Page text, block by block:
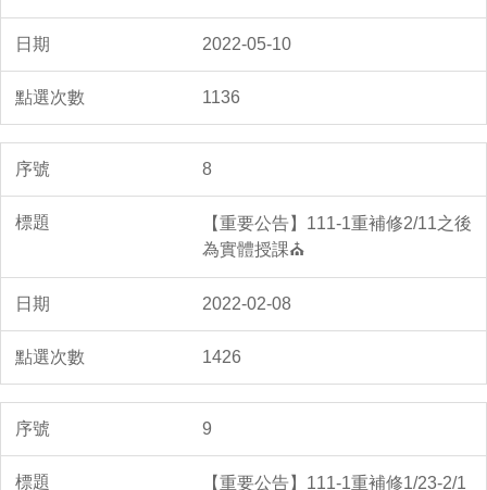
2022-05-10
1136
8
【重要公告】111-1重補修2/11之後
為實體授課⛪
2022-02-08
1426
9
【重要公告】111-1重補修1/23-2/1